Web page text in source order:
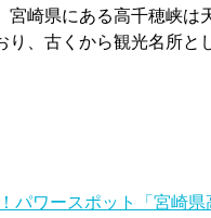
宮崎県にある高千穂峡は
り、古くから観光名所と
パワースポット「宮崎